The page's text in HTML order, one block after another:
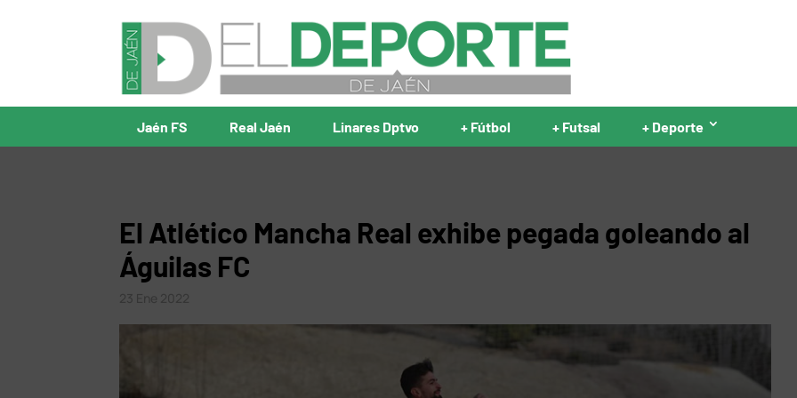
Jaén FS Real Jaén Linares Dptvo + Fútbol + Futsal + Deporte
El Atlético Mancha Real exhibe pegada goleando al
Águilas FC